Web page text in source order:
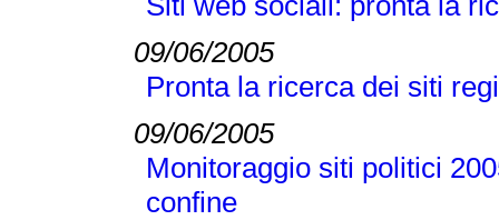
09/06/2005
Pronta la ricerca dei siti
09/06/2005
Monitoraggio siti politici
confine